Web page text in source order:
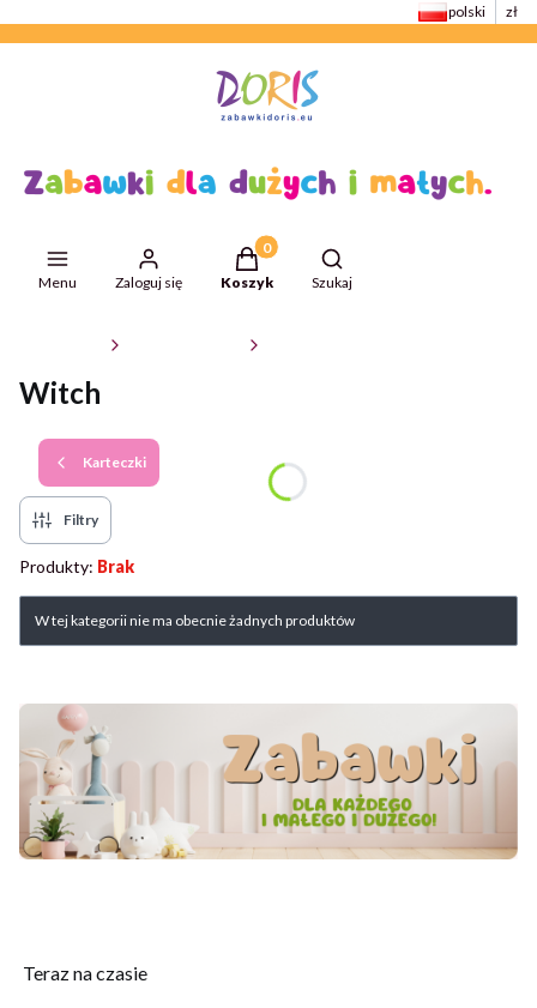
polski zł
Menu Zaloguj się
Produkty w koszyku: 0. Zobacz
Koszyk
Otwórz wyszukiwarkę
Szukaj
Witch
Karteczki
Filtry
Produkty: Brak
Lista produktów
W tej kategorii nie ma obecnie żadnych produktów
Teraz na czasie